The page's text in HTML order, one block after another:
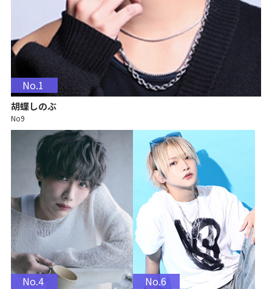
No.1
胡蝶しのぶ
No9
No.4 No.6